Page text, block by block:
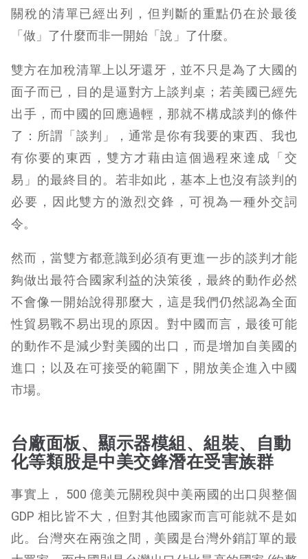
關稅的清單已經出列，但判斷的重點仍在於最後
「做」了什麼而非一開始「說」了什麼。
雙方在加稅清單上以牙還牙，並不只是為了大國的
面子而已，目的是逼對方上談判桌；若美國已經先
出手，而中國的回應過輕，那就不構成談判的條件
了：所謂「談判」，通常是你有我要的東西、我也
有你要的東西，雙方才藉由這個過程來達成「交
易」的最終目的。若非如此，基本上也沒有談判的
必要，因此雙方的激烈交鋒，可視為一種外交詞
令。
然而，當雙方都意識到必須有更進一步的談判才能
夠做出最符合國家利益的決策後，最終的動作必然
不會像一開始說得那麼大，這是我們仍然認為全面
性貿易戰不易出現的原因。對中國而言，最後可能
的動作不是減少對美國的出口，而是增加自美國的
進口；以及在可接受的範圍下，開放美企進入中國
市場。
台廠面板、顯示器模組、組裝、自動
化等類股是中美交鋒潛在受害族群
事實上， 500 億美元關稅與中美兩國的出口與整個
GDP 相比皆不大，但對其他國家而言可能就不是如
此。台灣夾在兩強之間，美國是台灣外銷訂單的最